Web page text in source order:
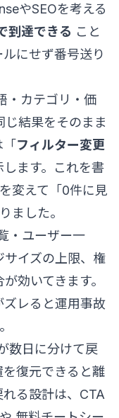
やSEOを考える
到達できる こと
にせず番号送り
・カテゴリ・価
結果をそのまま
フィルター変更
します。これを書
変えて「0件に見
ました。
・ユーザー一
イズの上限、権
効いてきます。
レると運用事故
数日に分けて戻
復元できると離
る設計は、CTA